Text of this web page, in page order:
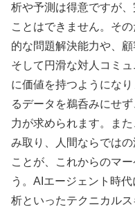
析や予測は得意ですが
ことはできません。そ
的な問題解決能力や、
そして円滑な対人コミ
に価値を持つようにな
るデータを鵜呑みにせ
力が求められます。ま
み取り、人間ならでは
ことが、これからのマ
う。AIエージェント時
析といったテクニカル